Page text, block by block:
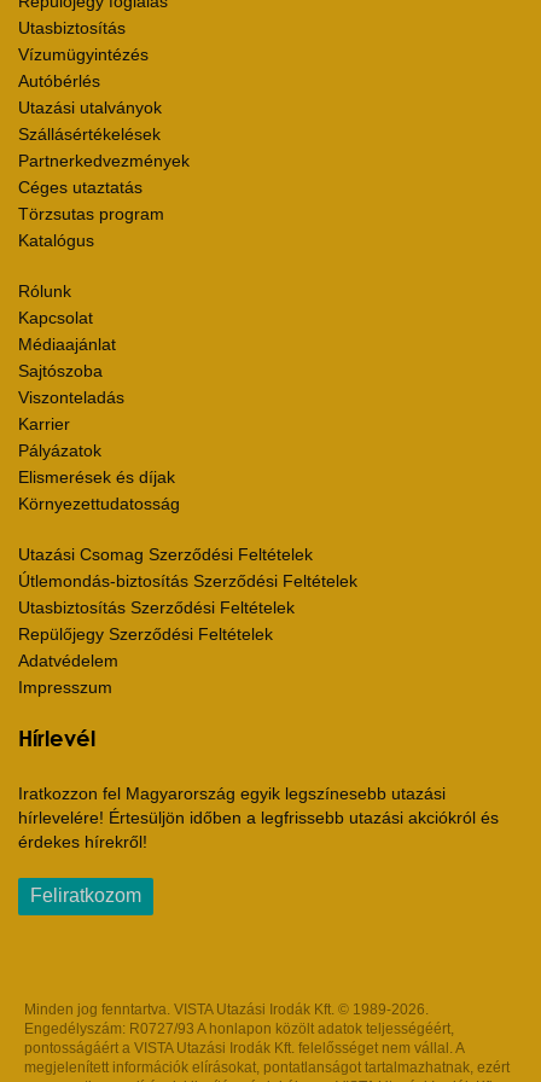
Utasbiztosítás
Vízumügyintézés
Autóbérlés
Utazási utalványok
Szállásértékelések
Partnerkedvezmények
Céges utaztatás
Törzsutas program
Katalógus
Rólunk
Kapcsolat
Médiaajánlat
Sajtószoba
Viszonteladás
Karrier
Pályázatok
Elismerések és díjak
Környezettudatosság
Utazási Csomag Szerződési Feltételek
Útlemondás-biztosítás Szerződési Feltételek
Utasbiztosítás Szerződési Feltételek
Repülőjegy Szerződési Feltételek
Adatvédelem
Impresszum
Hírlevél
Iratkozzon fel Magyarország egyik legszínesebb utazási
hírlevelére! Értesüljön időben a legfrissebb utazási akciókról és
érdekes hírekről!
Feliratkozom
Minden jog fenntartva. VISTA Utazási Irodák Kft. © 1989-2026.
Engedélyszám: R0727/93 A honlapon közölt adatok teljességéért,
pontosságáért a VISTA Utazási Irodák Kft. felelősséget nem vállal. A
megjelenített információk elírásokat, pontatlanságot tartalmazhatnak, ezért